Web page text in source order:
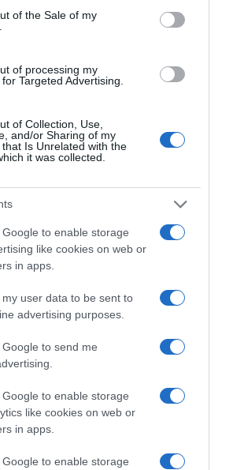
of the Sale of my
of processing my
Targeted Advertising.
of Collection, Use,
and/or Sharing of my
Is Unrelated with the
it was collected.
to enable storage
like cookies on web or
in apps.
user data to be sent to
advertising purposes.
to send me
to enable storage
like cookies on web or
in apps.
to enable storage
ΑΝΤΩΝΗΣ